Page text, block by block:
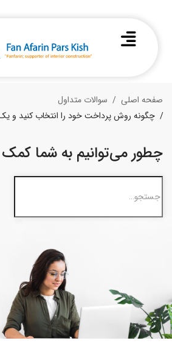
صفحه اصلی
سوالات متداول
چگونه روش پرداخت خود را انتخاب کنید و
چطور می‌توانیم به شما کمک